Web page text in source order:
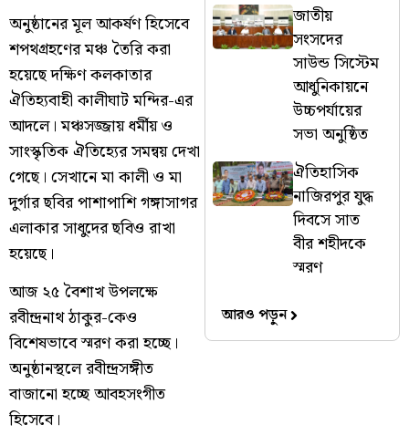
অনুষ্ঠানের মূল আকর্ষণ হিসেবে
শপথগ্রহণের মঞ্চ তৈরি করা
হয়েছে দক্ষিণ কলকাতার
ঐতিহ্যবাহী কালীঘাট মন্দির-এর
আদলে। মঞ্চসজ্জায় ধর্মীয় ও
সাংস্কৃতিক ঐতিহ্যের সমন্বয় দেখা
গেছে। সেখানে মা কালী ও মা
দুর্গার ছবির পাশাপাশি গঙ্গাসাগর
এলাকার সাধুদের ছবিও রাখা
হয়েছে।
আজ ২৫ বৈশাখ উপলক্ষে
রবীন্দ্রনাথ ঠাকুর-কেও
বিশেষভাবে স্মরণ করা হচ্ছে।
অনুষ্ঠানস্থলে রবীন্দ্রসঙ্গীত
বাজানো হচ্ছে আবহসংগীত
হিসেবে।
জাতীয়
সংসদের
সাউন্ড সিস্টেম
আধুনিকায়নে
উচ্চপর্যায়ের
সভা অনুষ্ঠিত
ঐতিহাসিক
নাজিরপুর যুদ্ধ
দিবসে সাত
বীর শহীদকে
স্মরণ
আরও পড়ুন